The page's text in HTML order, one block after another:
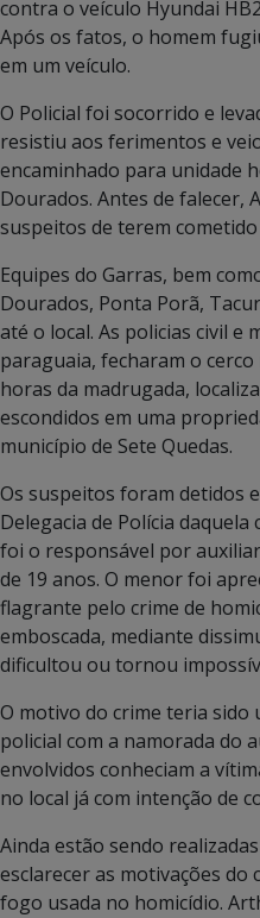
contra o veículo Hyundai
Após os fatos, o homem
em um veículo.
O Policial foi socorrido e
resistiu aos ferimentos e
encaminhado para unidade
Dourados. Antes de falecer,
suspeitos de terem cometido
Equipes do Garras, bem
Dourados, Ponta Porã,
até o local. As policias civil e
paraguaia, fecharam o
horas da madrugada,
escondidos em uma
município de Sete Quedas.
Os suspeitos foram detidos
Delegacia de Polícia daquela
foi o responsável por
de 19 anos. O menor foi
flagrante pelo crime de
emboscada, mediante
dificultou ou tornou
O motivo do crime teria
policial com a namorada do
envolvidos conheciam a
no local já com intenção de
Ainda estão sendo
esclarecer as motivações do
fogo usada no homicídio.